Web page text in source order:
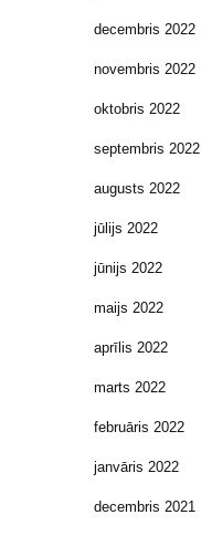
decembris 2022
novembris 2022
oktobris 2022
septembris 2022
augusts 2022
jūlijs 2022
jūnijs 2022
maijs 2022
aprīlis 2022
marts 2022
februāris 2022
janvāris 2022
decembris 2021